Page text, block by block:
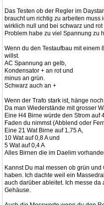
Das Testen ob der Regler im
braucht um richtig zu arbeiten muss
wirklich null und bei schwarz und
Problem habe zu viel Spannung zu
Wenn du den Testaufbau mit einem
willst.
AC Spannung an gelb,
Kondensator + an rot und
minus an grün.
Schwarz auch an +
Wenn der Trafo stark ist, hänge
Da man Wiederstände mit grosser
Eine H4 Birne würde den Strom auf
Faden du nimmst (Abblend oder
Eine 21 Wat Birne auf 1,75 A,
10 Wat auf 0,8 A und
5 Wat auf 0,4 A
Alles Birnen die im Daelim
Kannst Du mal messen ob grün
haben. Ich dachte weil ein
auch darüber ableitet. Ich messe
Gehäuse.